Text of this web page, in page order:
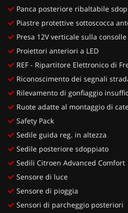
Panca posteriore ribaltabile
Piastre protettive sottoscocca
Presa 12V verticale sulla
Proiettori anteriori a LED
REF - Ripartitore Elettronico di
Riconoscimento dei segnali
Rilevamento di gonfiaggio
Ruote adatte al montaggio di
Safety Pack
Sedile guida reg. in altezza
Sedile posteriore sdoppiato
Sedili Citroen Advanced Comfort
Sensore di luce
Sensore di pioggia
Sensori di parcheggio posteriori